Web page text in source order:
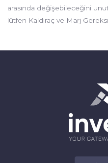
arasında değişebileceğini
lütfen Kaldıraç ve Marj